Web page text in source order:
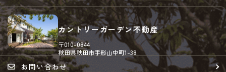
カントリーガーデン不動産
〒010-0844
秋田県秋田市手形山中町1-38
お問い合わせ